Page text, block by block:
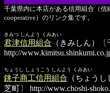
千葉県内に本店がある信用組合（信
cooperative）のリンク集です。
きみつ しんよう くみあい
君津信用組合 （きみしん）
http://
ちょうし しょうこう しんよう くみあい
銚子商工信用組合 （ちょう
芝町〕
http://www.choshi-